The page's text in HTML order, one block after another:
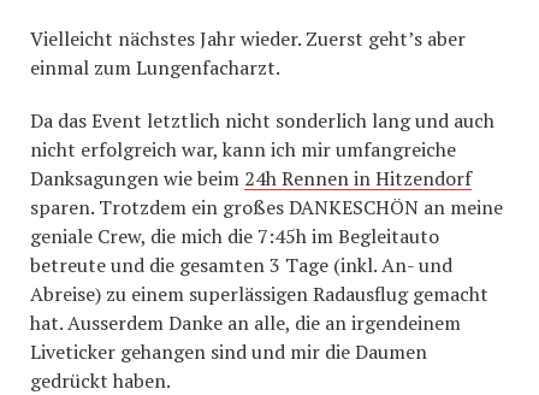
Vielleicht nächstes Jahr wieder. Zuerst geht’s aber
einmal zum Lungenfacharzt.
Da das Event letztlich nicht sonderlich lang und auch
nicht erfolgreich war, kann ich mir umfangreiche
Danksagungen wie beim 24h Rennen in Hitzendorf
sparen. Trotzdem ein großes DANKESCHÖN an meine
geniale Crew, die mich die 7:45h im Begleitauto
betreute und die gesamten 3 Tage (inkl. An- und
Abreise) zu einem superlässigen Radausflug gemacht
hat. Ausserdem Danke an alle, die an irgendeinem
Liveticker gehangen sind und mir die Daumen
gedrückt haben.